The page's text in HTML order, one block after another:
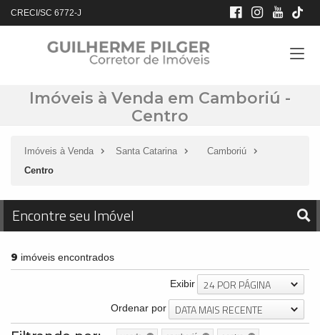
CRECI/SC 6772-J
Imóveis à Venda em Camboriú -
Centro
Imóveis à Venda Santa Catarina
Camboriú
Centro
Encontre seu Imóvel
9 imóveis encontrados
Exibir 24 POR PÁGINA
Ordenar por DATA MAIS RECENTE